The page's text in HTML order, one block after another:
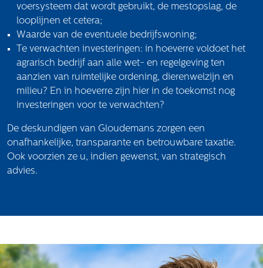
voersysteem dat wordt gebruikt, de mestopslag, de
looplijnen et cetera;
Waarde van de eventuele bedrijfswoning;
Te verwachten investeringen: in hoeverre voldoet het
agrarisch bedrijf aan alle wet- en regelgeving ten
aanzien van ruimtelijke ordening, dierenwelzijn en
milieu? En in hoeverre zijn hier in de toekomst nog
investeringen voor te verwachten?
De deskundigen van Gloudemans zorgen een
onafhankelijke, transparante en betrouwbare taxatie.
Ook voorzien ze u, indien gewenst, van strategisch
advies.